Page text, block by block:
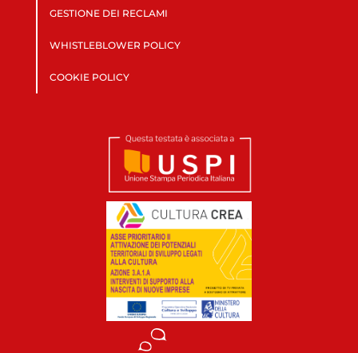
GESTIONE DEI RECLAMI
WHISTLEBLOWER POLICY
COOKIE POLICY